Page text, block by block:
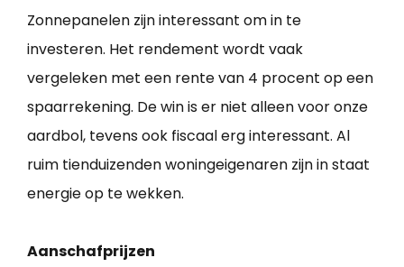
Zonnepanelen zijn interessant om in te
investeren. Het rendement wordt vaak
vergeleken met een rente van 4 procent op een
spaarrekening. De win is er niet alleen voor onze
aardbol, tevens ook fiscaal erg interessant. Al
ruim tienduizenden woningeigenaren zijn in staat
energie op te wekken.
Aanschafprijzen